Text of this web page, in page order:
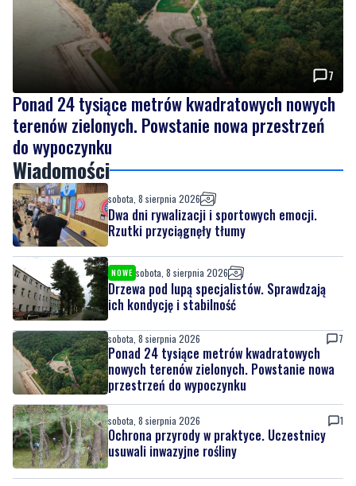
Ponad 24 tysiące metrów kwadratowych nowych
terenów zielonych. Powstanie nowa przestrzeń
do wypoczynku
Wiadomości
sobota, 8 sierpnia 2026
Dwa dni rywalizacji i sportowych emocji.
Rzutki przyciągnęły tłumy
NOWE sobota, 8 sierpnia 2026
Drzewa pod lupą specjalistów. Sprawdzają
ich kondycję i stabilność
sobota, 8 sierpnia 2026
Ponad 24 tysiące metrów kwadratowych
nowych terenów zielonych. Powstanie nowa
przestrzeń do wypoczynku
sobota, 8 sierpnia 2026 1